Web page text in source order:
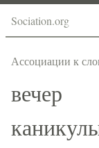
Sociation.org
Ассоциации к
вечер